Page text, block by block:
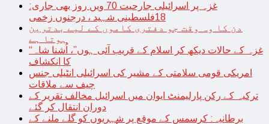
غزہ پر اسرائیلی جارحیت 70 ویں روز بھی جاری:
18فلسطینی شہید ، درجنوں زخمی
دن کا وہ وقت جو دفتری کاموں کے لیے بدترین
ہوتا ہے
“غزہ کے حالات دیکھ کر اسلام کے قریب آئی ہوں”، اُشنا شاہ
کا انکشاف
امریکی قومی سلامتی کے مشیر کی اسرائیلی انٹیلی جنس
چیف سے ملاقات
ترکیہ کے رکن پارلیمنٹ ایوان میں اسرائیل مخالف تقریر کے
دوران انتقال کر گئے
برطانیہ: کرسمس کے موقع پر شہریوں کو گلے ملنے کے